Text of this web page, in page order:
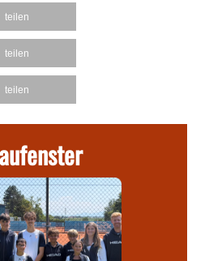
teilen
teilen
teilen